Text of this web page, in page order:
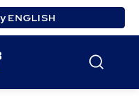
ENGLISH